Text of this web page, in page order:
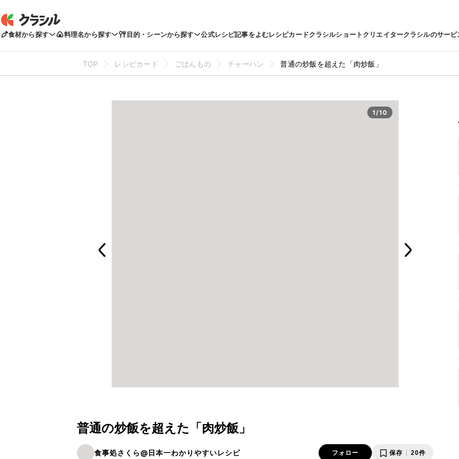
食材から探す 料理名から探す 目的・シーンから探す 公式レシピ記事をよむレシピカードクラシルショートクリエイタークラシルのサービ
TOP レシピカード ごはんもの チャーハン 普通の炒飯を超えた「肉炒飯」
1/10
普通の炒飯を超えた「肉炒飯」
食事処さくら@日本一わかりやすいレシピ フォロー 保存 20件